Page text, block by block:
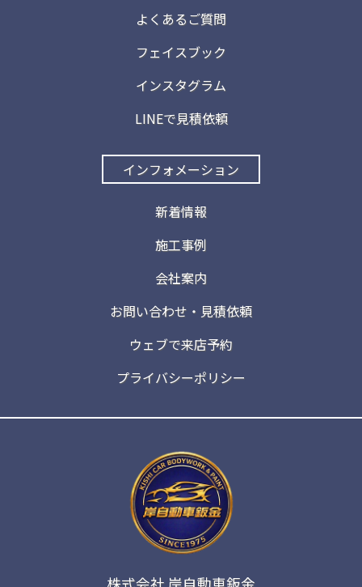
よくあるご質問
フェイスブック
インスタグラム
LINEで見積依頼
インフォメーション
新着情報
施工事例
会社案内
お問い合わせ・見積依頼
ウェブで来店予約
プライバシーポリシー